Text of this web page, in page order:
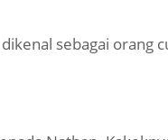
sebagai orang